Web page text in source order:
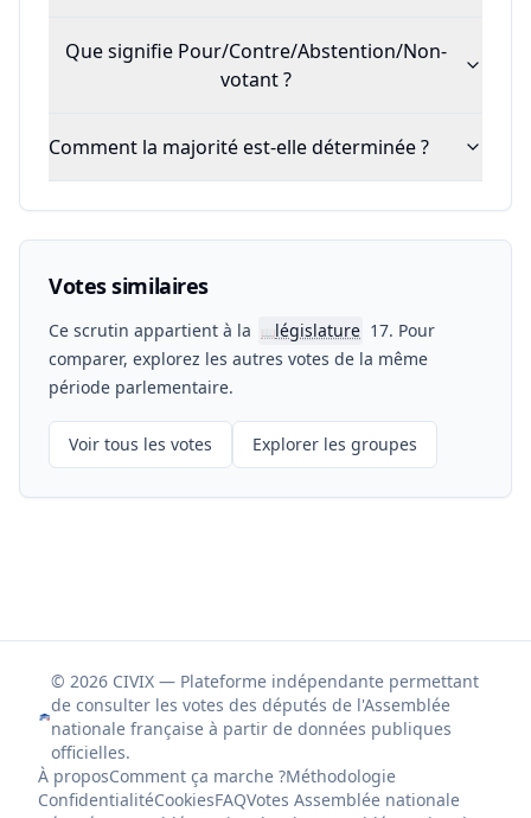
Que signifie Pour/Contre/Abstention/Non-
votant ?
Comment la majorité est-elle déterminée ?
Votes similaires
Ce scrutin appartient à la 📖législature 17. Pour
comparer, explorez les autres votes de la même
période parlementaire.
Voir tous les votes Explorer les groupes
© 2026 CIVIX — Plateforme indépendante permettant
de consulter les votes des députés de l'Assemblée
nationale française à partir de données publiques
officielles.
À proposComment ça marche ?Méthodologie
ConfidentialitéCookiesFAQVotes Assemblée nationale